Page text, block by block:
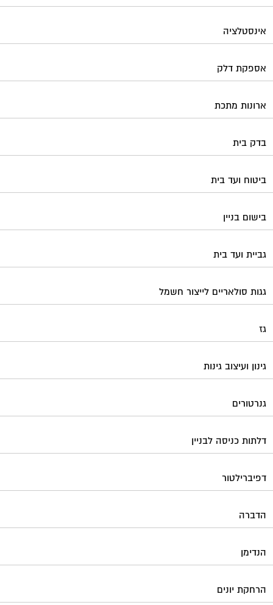
אינסטלציה
אספקת דלק
ארונות מתכת
בדק בית
ביטוח ועד בית
בישום בניין
גביית ועד בית
גגות סולאריים לייצור חשמל
גז
גינון ועיצוב גינות
גנרטורים
דלתות כניסה לבניין
דפיברילטור
הדברה
הנדימן
הרחקת יונים